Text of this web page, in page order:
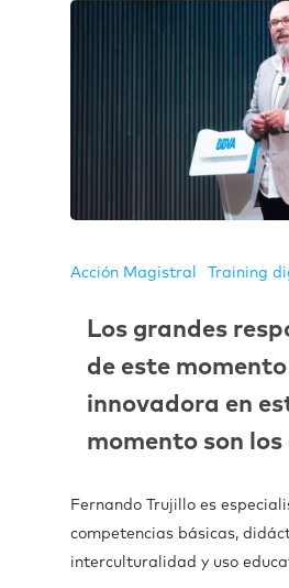
Acción Magistral Training
Los grandes
de este
innovadora en
momento son
Fernando Trujillo es
competencias básicas,
interculturalidad y uso